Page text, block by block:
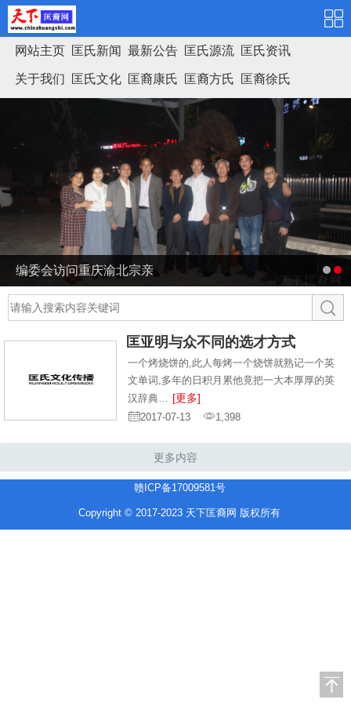
网站主页 匡氏新闻 最新公告 匡氏源流 匡氏资讯
关于我们 匡氏文化 匡裔康氏 匡裔方氏 匡裔徐氏
编委会访问重庆渝北宗亲
匡亚明与众不同的选才方式
一个烤烧饼的,此人每烤一个烧饼就熟记一个英
文单词,多年的日积月累他竟把一大本厚厚的英
汉辞典…
[更多]
2017-07-13 1,398
更多内容
赣ICP备17009581号
Copyright © 2017-2023 天下匡裔网 版权所有